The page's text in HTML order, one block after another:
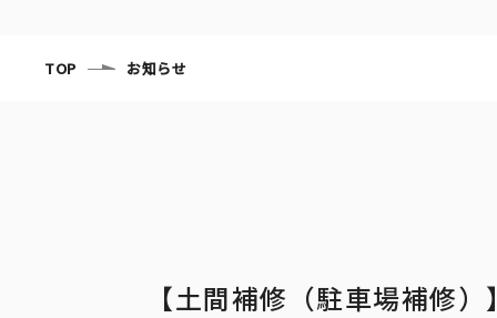
TOP お知らせ
【土間補修（駐車場補修）